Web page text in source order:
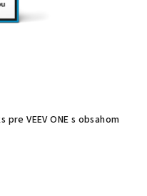
VEEV ONE s obsahom